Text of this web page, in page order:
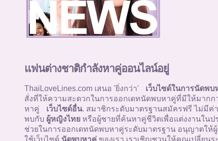
แฟนต่างชาติกำลังหาคู่ออนไลน์อยู่
ThaiLoveLines.com เสนอ 'ยิ่งกว่า'
เว็บไซด์ในการนัดพบ
สั่งที่ให้ความสะดวกในการออกเดทนัดพบหาคู่ที่มีให้มากก
หาคู่
เว็บไซด์อื่น. สมาชิกระดับมาตรฐานสมัครฟรี ไม่มีค่
พบกับ ผู้หญิงไทยหรือผู้ชายที่ค้นหาคู่ชีวิตเพื่อแต่งงานในป
ช่วยในการออกเดทนัดพบหาคู่ระดับมาตรฐาน อนุญาตให้